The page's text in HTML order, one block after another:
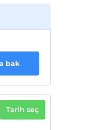
bak
Tarih seç